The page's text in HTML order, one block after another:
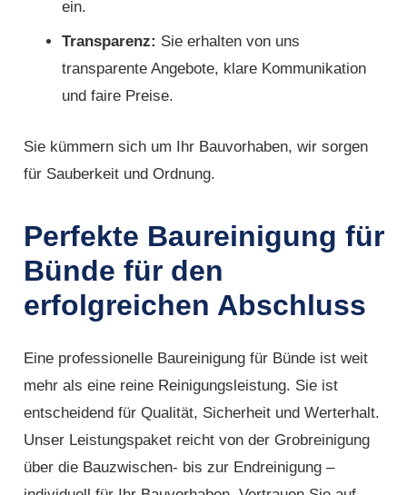
ein.
Transparenz: Sie erhalten von uns
transparente Angebote, klare Kommunikation
und faire Preise.
Sie kümmern sich um Ihr Bauvorhaben, wir sorgen
für Sauberkeit und Ordnung.
Perfekte Baureinigung für
Bünde für den
erfolgreichen Abschluss
Eine professionelle Baureinigung für Bünde ist weit
mehr als eine reine Reinigungsleistung. Sie ist
entscheidend für Qualität, Sicherheit und Werterhalt.
Unser Leistungspaket reicht von der Grobreinigung
über die Bauzwischen- bis zur Endreinigung –